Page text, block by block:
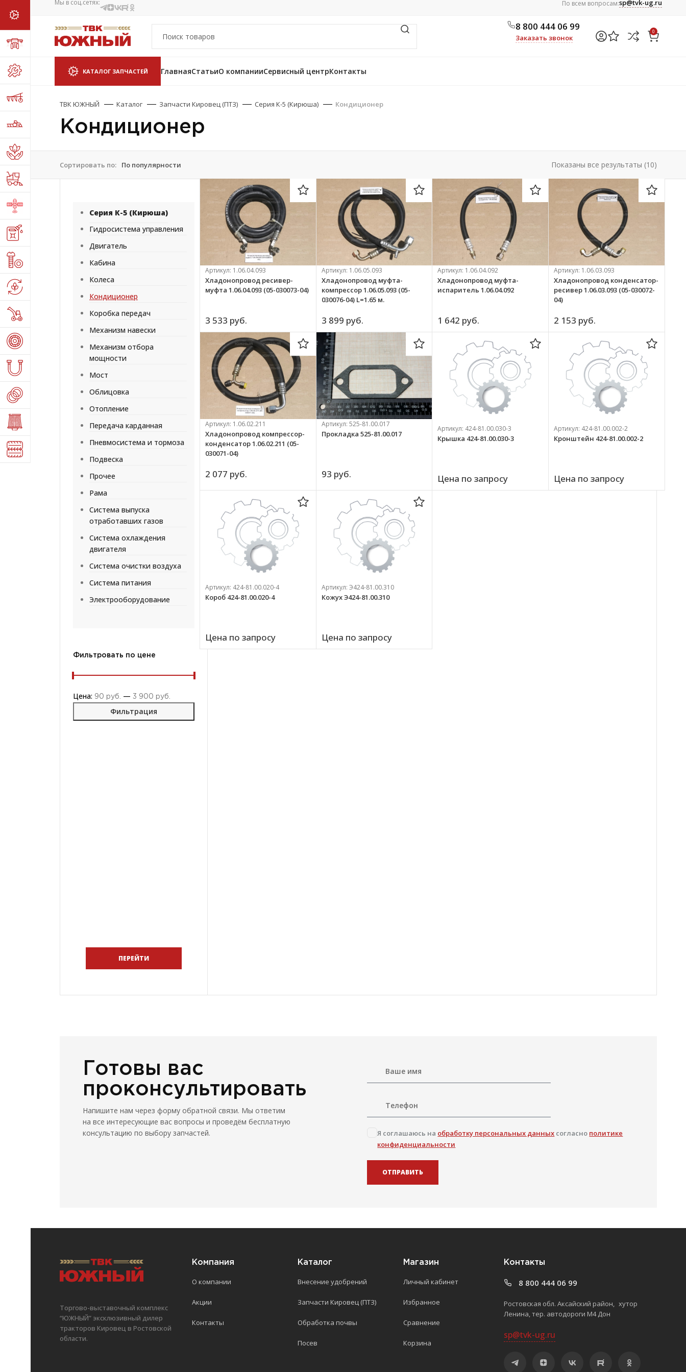
Мы в соц.сетях: По всем вопросам:sp@tvk-ug.ru
8 800 444 06 99
Заказать звонок
0
КАТАЛОГ ЗАПЧАСТЕЙ ГлавнаяСтатьиО компанииСервисный центрКонтакты
ТВК ЮЖНЫЙ Каталог Запчасти Кировец (ПТЗ) Серия К-5 (Кирюша) Кондиционер
Кондиционер
Сортировать по: Показаны все результаты (10)
Серия К-5 (Кирюша)
Гидросистема управления
Двигатель
Кабина
Колеса
Кондиционер
Коробка передач
Механизм навески
Механизм отбора
мощности
Мост
Облицовка
Отопление
Передача карданная
Пневмосистема и тормоза
Подвеска
Прочее
Рама
Система выпуска
отработавших газов
Система охлаждения
двигателя
Система очистки воздуха
Система питания
Электрооборудование
Фильтровать по цене
Фильтрация
Цена: 90 руб. — 3 900 руб.
ПЕРЕЙТИ
Артикул: 1.06.04.093
Хладонопровод ресивер-
муфта 1.06.04.093 (05-030073-04)
3 533 руб.
Артикул: 1.06.05.093
Хладонопровод муфта-
компрессор 1.06.05.093 (05-
030076-04) L=1.65 м.
3 899 руб.
Артикул: 1.06.04.092
Хладонопровод муфта-
испаритель 1.06.04.092
1 642 руб.
Артикул: 1.06.03.093
Хладонопровод конденсатор-
ресивер 1.06.03.093 (05-030072-
04)
2 153 руб.
Артикул: 1.06.02.211
Хладонопровод компрессор-
конденсатор 1.06.02.211 (05-
030071-04)
2 077 руб.
Артикул: 525-81.00.017
Прокладка 525-81.00.017
93 руб.
Артикул: 424-81.00.030-3
Крышка 424-81.00.030-3
Цена по запросу
Артикул: 424-81.00.002-2
Кронштейн 424-81.00.002-2
Цена по запросу
Артикул: 424-81.00.020-4
Короб 424-81.00.020-4
Цена по запросу
Артикул: Э424-81.00.310
Кожух Э424-81.00.310
Цена по запросу
Готовы вас
проконсультировать
Напишите нам через форму обратной связи. Мы ответим
на все интересующие вас вопросы и проведём бесплатную
консультацию по выбору запчастей.
Я соглашаюсь на обработку персональных данных согласно политике
конфиденциальности
ОТПРАВИТЬ
Торгово-выставочный комплекс
“ЮЖНЫЙ” эксклюзивный дилер
тракторов Кировец в Ростовской
области.
Компания
О компании
Акции
Контакты
Каталог
Внесение удобрений
Запчасти Кировец (ПТЗ)
Обработка почвы
Посев
Магазин
Личный кабинет
Избранное
Сравнение
Корзина
Контакты
8 800 444 06 99
Ростовская обл. Аксайский район, хутор
Ленина, тер. автодороги М4 Дон
sp@tvk-ug.ru